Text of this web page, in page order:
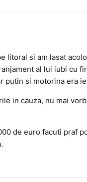
litoral si am lasat
al lui iubi cu
putin si motorina era
in cauza, nu mai
de euro facuti praf